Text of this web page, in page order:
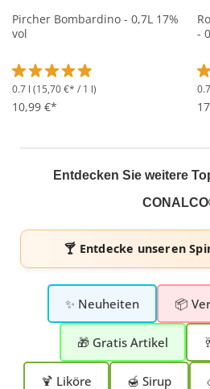
Pircher Bombardino - 0,7L 17%
vol
Durchschnittliche Bewertung von
0.7 l (15,70 €* / 1 l)
10,99 €*
-
Entdecken Sie weitere
🍸 Entdecke unseren
✨ Neuheiten 📦
🎁 Gratis Artikel
🍹 Liköre 🍯 Sirup